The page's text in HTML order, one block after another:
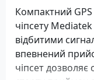
Компактний
чіпсету
відбитими
впевнений
чіпсет